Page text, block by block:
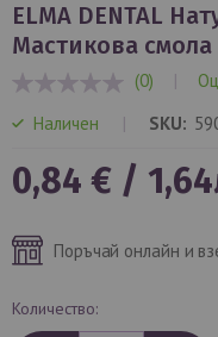
към
началото
на
галерия
снимки
ELMA DENTAL Натурална дъвка от
Мастикова смола
(0) |
Наличен
SKU
0,84 € /
Поръчай онлайн и
Количество: